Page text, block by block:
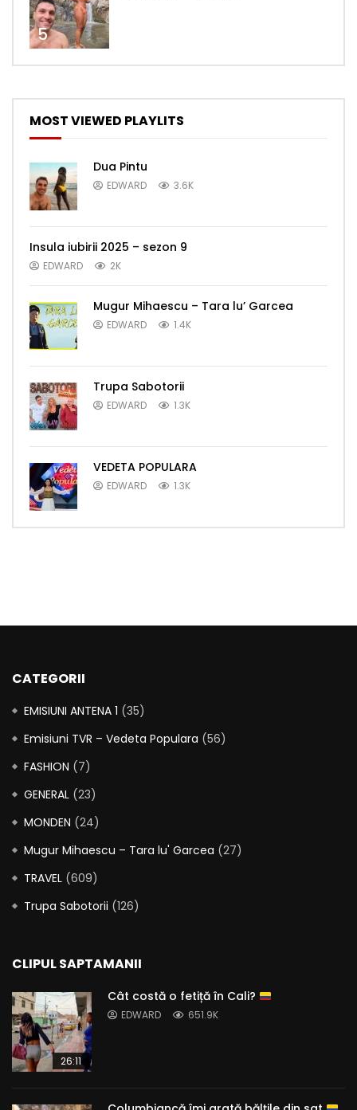
5
MOST VIEWED PLAYLITS
Dua Pintu
EDWARD 3.6K
Insula iubirii 2025 – sezon 9
EDWARD 2K
Mugur Mihaescu – Tara lu’ Garcea
EDWARD 1.4K
Trupa Sabotorii
EDWARD 1.3K
VEDETA POPULARA
EDWARD 1.3K
CATEGORII
EMISIUNI ANTENA 1 (35)
Emisiuni TVR – Vedeta Populara (56)
FASHION (7)
GENERAL (23)
MONDEN (24)
Mugur Mihaescu – Tara lu' Garcea (27)
TRAVEL (609)
Trupa Sabotorii (126)
CLIPUL SAPTAMANII
26:11
Cât costă o fetiță în Cali?
EDWARD 651.9K